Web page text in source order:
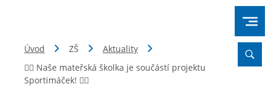
Úvod ZŠ
Aktuality
🏃‍♀️ Naše mateřská školka je součástí projektu
Sportimáček! 🏃‍♂️